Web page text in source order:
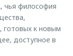
чья философия
готовых к новым
доступное в